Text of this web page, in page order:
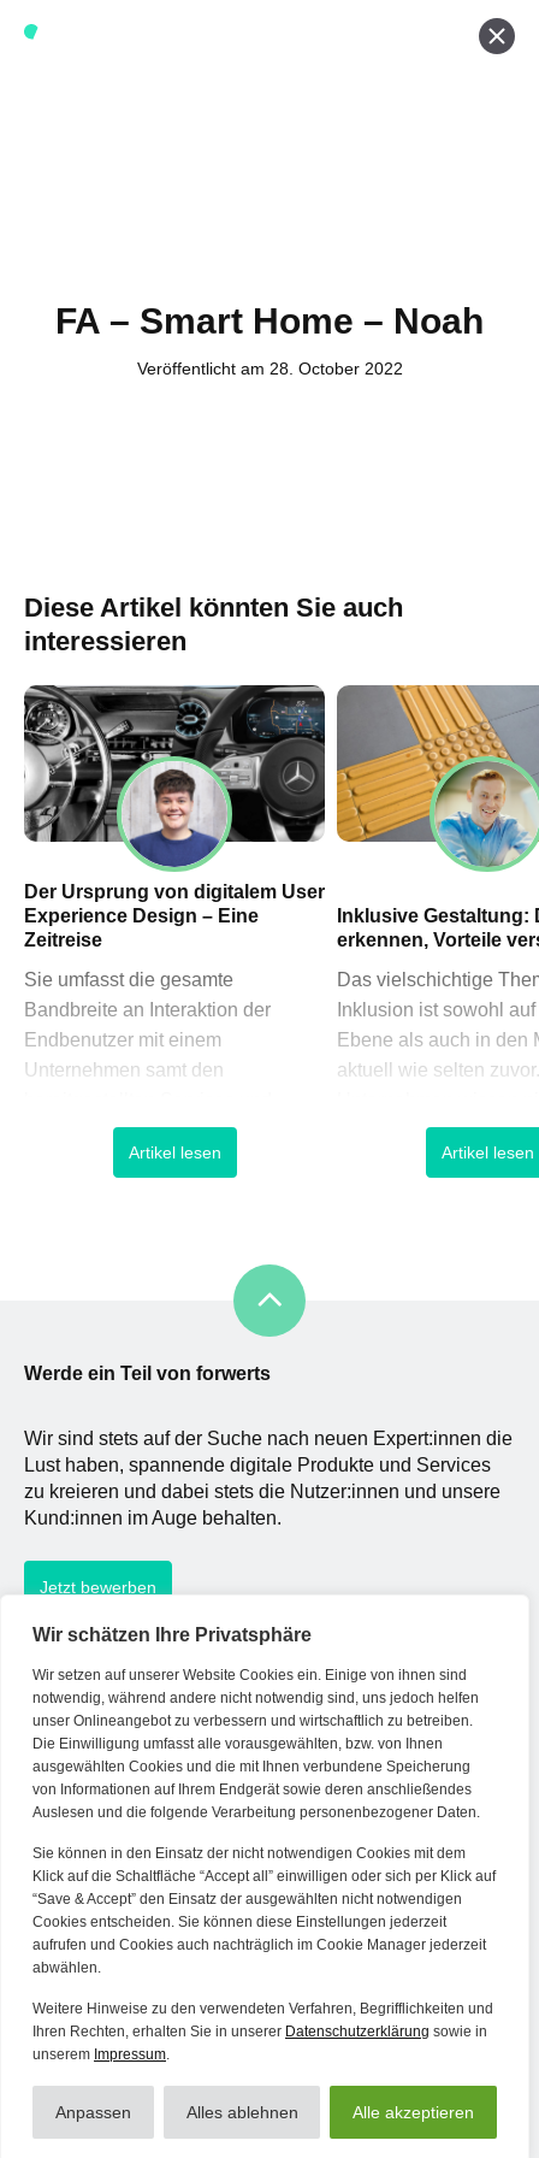
Wir schätzen Ihre Privatsphäre
Wir setzen auf unserer Website Cookies ein. Einige von ihnen sind
notwendig, während andere nicht notwendig sind, uns jedoch helfen
unser Onlineangebot zu verbessern und wirtschaftlich zu betreiben.
Die Einwilligung umfasst alle vorausgewählten, bzw. von Ihnen
ausgewählten Cookies und die mit Ihnen verbundene Speicherung
von Informationen auf Ihrem Endgerät sowie deren anschließendes
Auslesen und die folgende Verarbeitung personenbezogener Daten.
Sie können in den Einsatz der nicht notwendigen Cookies mit dem
Klick auf die Schaltfläche “Accept all” einwilligen oder sich per Klick auf
“Save & Accept” den Einsatz der ausgewählten nicht notwendigen
Cookies entscheiden. Sie können diese Einstellungen jederzeit
aufrufen und Cookies auch nachträglich im Cookie Manager jederzeit
abwählen.
Weitere Hinweise zu den verwendeten Verfahren, Begrifflichkeiten und
Ihren Rechten, erhalten Sie in unserer Datenschutzerklärung sowie in
unserem Impressum.
Anpassen Alles ablehnen Alle akzeptieren
Alle Artikel
FA – Smart Home – Noah
Veröffentlicht am 28. October 2022
Diese Artikel könnten Sie auch
interessieren
Der Ursprung von digitalem User
Experience Design – Eine
Zeitreise
Sie umfasst die gesamte
Bandbreite an Interaktion der
Endbenutzer mit einem
Unternehmen samt den
Produkten – dies ist die gängige
Definition eines noch recht jungen
Ansätze der ihm zugrunde
liegenden Prinzipien auch
außerhalb der digitalen Welt zu
finden und […]
Artikel lesen
Inklusive Gestaltung:
erkennen, Vorteile
Das vielschichtige
Inklusion ist sowohl
Ebene als auch in den
aktuell wie selten
gestern, welche
Herausforderungen
Artikel lesen
HN – Gymnasiumstraße 35
74072 Heilbronn
Datenschutzerklärung
Impressum
Werde ein Teil von forwerts
Wir sind stets auf der Suche nach neuen Expert:innen die
Lust haben, spannende digitale Produkte und Services
zu kreieren und dabei stets die Nutzer:innen und unsere
Kund:innen im Auge behalten.
Jetzt bewerben
Kontakt
Tel. Zentrale: +49 (69) 27273681
E-Mail: kontakt@forwerts.com
FFM – Friedensstraße 11
60311 Frankfurt am Main
→ Anfahrtsplan Frankfurt
HN – Gymnasiumstraße 35
74072 Heilbronn
→ Anfahrtsplan Heilbronn
Datenschutzerklärung
Impressum